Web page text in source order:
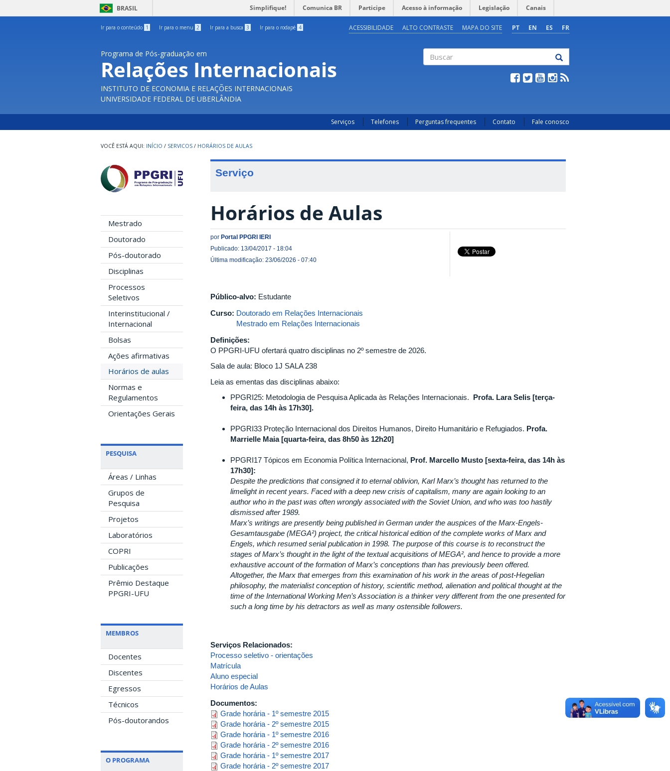
BRASIL Simplifique! Comunica BR Participe Acesso à informação Legislação Canais
Ir para o conteúdo 1 Ir para o menu 2 Ir para a busca 3 Ir para o rodapé 4 PT EN ES FR
ACESSIBILIDADE ALTO CONTRASTE MAPA DO SITE
Programa de Pós-graduação em
Relações Internacionais
INSTITUTO DE ECONOMIA E RELAÇÕES INTERNACIONAIS
UNIVERSIDADE FEDERAL DE UBERLÂNDIA
Serviços Telefones Perguntas frequentes Contato Fale conosco
INÍCIO / SERVICOS / HORÁRIOS DE AULAS
Mestrado
Doutorado
Pós-doutorado
Disciplinas
Processos
Seletivos
Interinstitucional /
Internacional
Bolsas
Ações afirmativas
Horários de aulas
Normas e
Regulamentos
Orientações Gerais
PESQUISA
Áreas / Linhas
Grupos de
Pesquisa
Projetos
Laboratórios
COPRI
Publicações
Prêmio Destaque
PPGRI-UFU
MEMBROS
Docentes
Discentes
Egressos
Técnicos
Pós-doutorandos
O PROGRAMA
Serviço
Horários de Aulas
por Portal PPGRI IERI
Publicado: 13/04/2017 - 18:04
Última modificação: 23/06/2026 - 07:40
Público-alvo: Estudante
Curso: Doutorado em Relações Internacionais
Mestrado em Relações Internacionais
Definições:
O PPGRI-UFU ofertará quatro disciplinas no 2º semestre de 2026.
Sala de aula: Bloco 1J SALA 238
Leia as ementas das disciplinas abaixo:
PPGRI25: Metodologia de Pesquisa Aplicada às Relações Internacionais. Profa. Lara Selis [terça-
feira, das 14h às 17h30].
PPGRI33 Proteção Internacional dos Direitos Humanos, Direito Humanitário e Refugiados. Profa.
Marrielle Maia [quarta-feira, das 8h50 às 12h20]
PPGRI17 Tópicos em Economia Política Internacional, Prof. Marcello Musto [sexta-feira, das 14h às
17h30]:
Despite the predictions that consigned it to eternal oblivion, Karl Marx’s thought has returned to the
limelight in recent years. Faced with a deep new crisis of capitalism, many are again looking to an
author who in the past was often wrongly associated with the Soviet Union, and who was too hastily
dismissed after 1989.
Marx’s writings are presently being published in German under the auspices of the Marx-Engels-
Gesamtausgabe (MEGA²) project, the critical historical edition of the complete works of Marx and
Engels, which resumed serial publication in 1998. The purpose of this course is to reconstruct the
stages of Marx’s thought in the light of the textual acquisitions of MEGA², and hence to provide a more
exhaustive account of the formation of Marx’s conceptions than has previously been offered.
Altogether, the Marx that emerges from this examination of his work in the areas of post-Hegelian
philosophy, the materialist conception of history, scientific method, alienation and political thought at the
time of the International Working Men’s Association is a thinker very different from the one presented for
such a long time by his detractors as well as many ostensible followers.
Serviços Relacionados:
Processo seletivo - orientações
Matrícula
Aluno especial
Horários de Aulas
Documentos:
Grade horária - 1º semestre 2015
Grade horária - 2º semestre 2015
Grade horária - 1º semestre 2016
Grade horária - 2º semestre 2016
Grade horária - 1º semestre 2017
Grade horária - 2º semestre 2017